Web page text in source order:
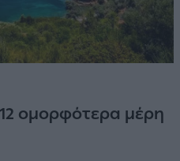
ομορφότερα μέρη